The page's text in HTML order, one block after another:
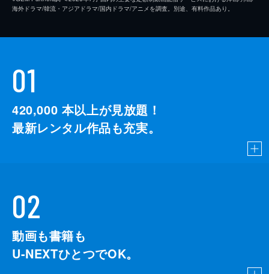
海外ドラマ/韓流・アジアドラマ/国内ドラマ/アニメを調査。別途、有料作品あり。
01
420,000 本以上が見放題！
最新レンタル作品も充実。
02
動画も書籍も
U-NEXTひとつでOK。